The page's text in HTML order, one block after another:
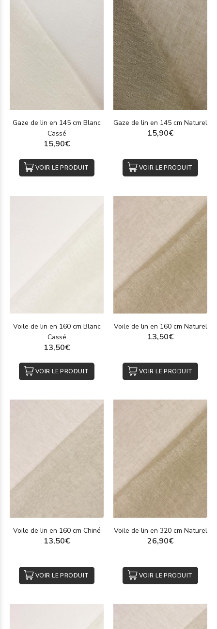
Gaze de lin en 145 cm Blanc
Cassé
15,90€
VOIR LE PRODUIT
Gaze de lin en 145 cm Naturel
15,90€
VOIR LE PRODUIT
Voile de lin en 160 cm Blanc
Cassé
13,50€
VOIR LE PRODUIT
Voile de lin en 160 cm Naturel
13,50€
VOIR LE PRODUIT
Voile de lin en 160 cm Chiné
13,50€
VOIR LE PRODUIT
Voile de lin en 320 cm Naturel
26,90€
VOIR LE PRODUIT